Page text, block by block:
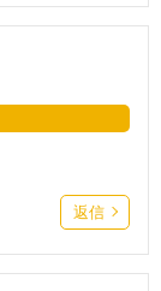
返信